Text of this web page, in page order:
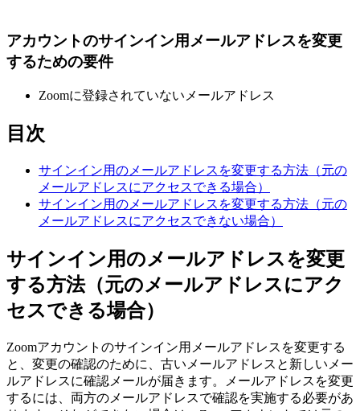
アカウントのサインイン用メールアドレスを変更
するための要件
Zoomに登録されていないメールアドレス
目次
サインイン用のメールアドレスを変更する方法（元の
メールアドレスにアクセスできる場合）
サインイン用のメールアドレスを変更する方法（元の
メールアドレスにアクセスできない場合）
サインイン用のメールアドレスを変更
する方法（元のメールアドレスにアク
セスできる場合）
Zoomアカウントのサインイン用メールアドレスを変更する
と、変更の確認のために、古いメールアドレスと新しいメー
ルアドレスに確認メールが届きます。メールアドレスを変更
するには、両方のメールアドレスで確認を実施する必要があ